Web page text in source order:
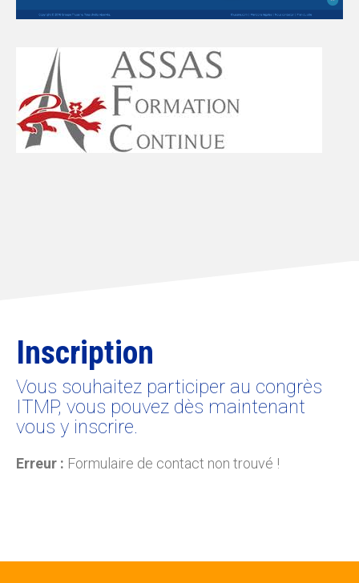
Inscription
Vous souhaitez participer au congrès
ITMP, vous pouvez dès maintenant
vous y inscrire.
Erreur : Formulaire de contact non trouvé !